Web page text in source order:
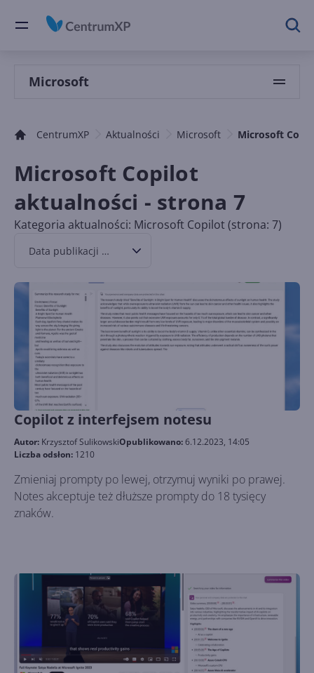
Microsoft
CentrumXP Aktualności Microsoft Microsoft
Microsoft Copilot
aktualności - strona 7
Kategoria aktualności: Microsoft Copilot (strona: 7)
Data publikacji malejąco
Copilot z interfejsem notesu
Autor: Krzysztof SulikowskiOpublikowano:6.12.2023, 14:05
Liczba odsłon: 1210
Zmieniaj prompty po lewej, otrzymuj wyniki po prawej.
Notes akceptuje też dłuższe prompty do 18 tysięcy
znaków.